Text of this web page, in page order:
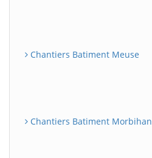
Chantiers Batiment Meuse
Chantiers Batiment Morbihan